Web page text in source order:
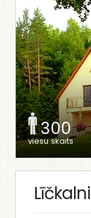
300
viesu skaits
Līčkalni